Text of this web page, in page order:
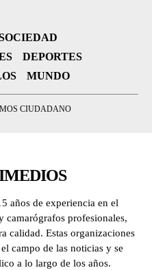
DEPORTES
MUNDO
CIUDADANO
años de experiencia en el
camarógrafos profesionales,
calidad. Estas organizaciones
campo de las noticias y se
a lo largo de los años.